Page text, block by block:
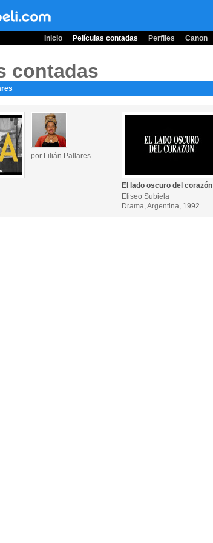
Inicio Películas contadas Perfiles Canon
contadas
por Lilián Pallares
El lado oscuro del corazón
Eliseo Subiela
Drama, Argentina, 1992